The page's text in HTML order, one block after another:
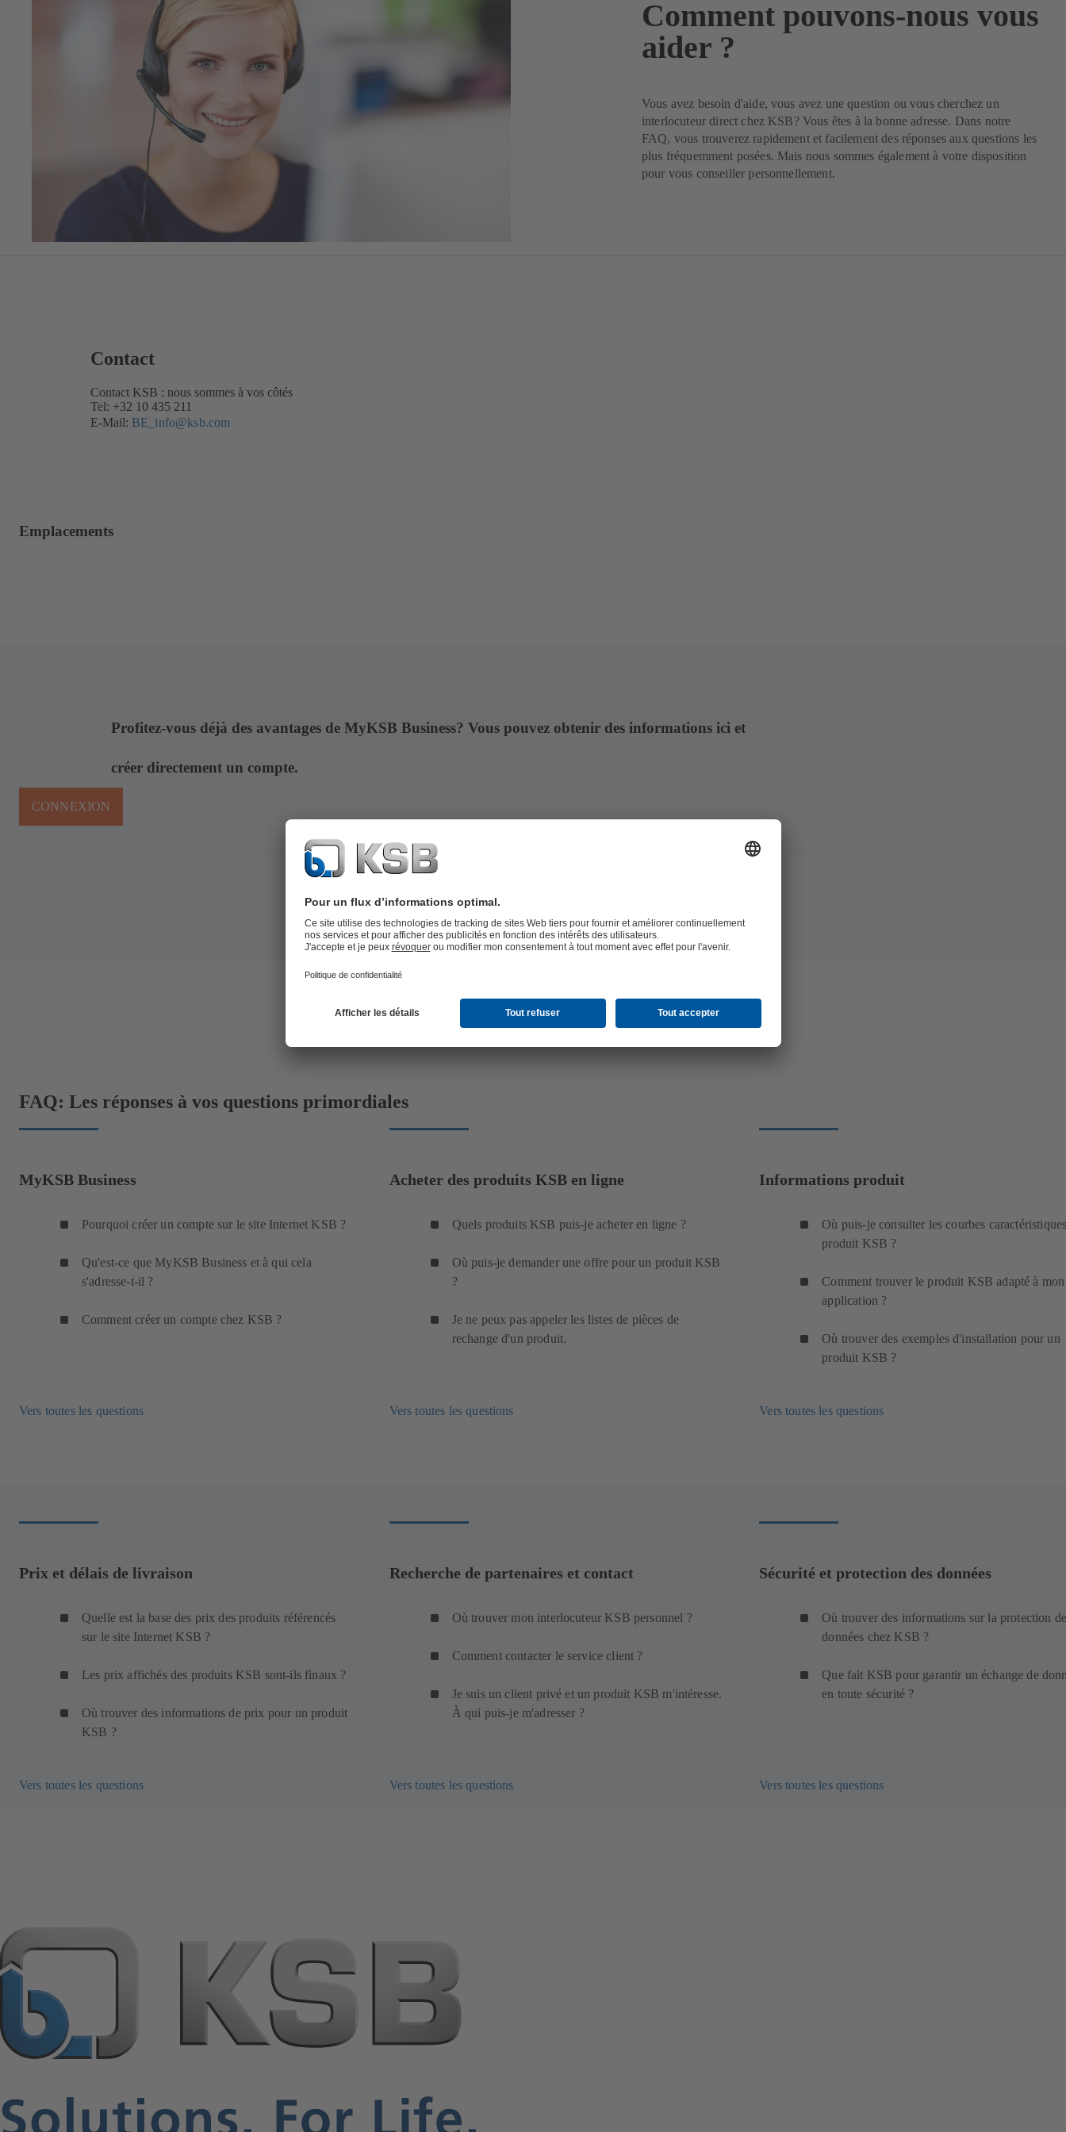
Comment pouvons-nous vous
aider ?
Vous avez besoin d'aide, vous avez une question ou vous cherchez un
interlocuteur direct chez KSB? Vous êtes à la bonne adresse. Dans notre
FAQ, vous trouverez rapidement et facilement des réponses aux questions les
plus fréquemment posées. Mais nous sommes également à votre disposition
pour vous conseiller personnellement.
Contact
Contact KSB : nous sommes à vos côtés
Tel: +32 10 435 211
E-Mail: BE_info@ksb.com
Emplacements
Profitez-vous déjà des avantages de MyKSB Business? Vous pouvez obtenir des informations ici et
créer directement un compte.
CONNEXION
FAQ: Les réponses à vos questions primordiales
MyKSB Business
Pourquoi créer un compte sur le site Internet KSB ?
Qu'est-ce que MyKSB Business et à qui cela
s'adresse-t-il ?
Comment créer un compte chez KSB ?
Vers toutes les questions
Acheter des produits KSB en ligne
Quels produits KSB puis-je acheter en ligne ?
Où puis-je demander une offre pour un produit KSB
?
Je ne peux pas appeler les listes de pièces de
rechange d'un produit.
Vers toutes les questions
Informations produit
Où puis-je consulter les courbes
produit KSB ?
Comment trouver le produit KSB adapté à mon
application ?
Où trouver des exemples d'installation pour un
produit KSB ?
Vers toutes les questions
Prix et délais de livraison
Quelle est la base des prix des produits référencés
sur le site Internet KSB ?
Les prix affichés des produits KSB sont-ils finaux ?
Où trouver des informations de prix pour un produit
KSB ?
Vers toutes les questions
Recherche de partenaires et contact
Où trouver mon interlocuteur KSB personnel ?
Comment contacter le service client ?
Je suis un client privé et un produit KSB m'intéresse.
À qui puis-je m'adresser ?
Vers toutes les questions
Sécurité et protection des données
Où trouver des informations sur la protection
données chez KSB ?
Que fait KSB pour garantir un échange de
en toute sécurité ?
Vers toutes les questions